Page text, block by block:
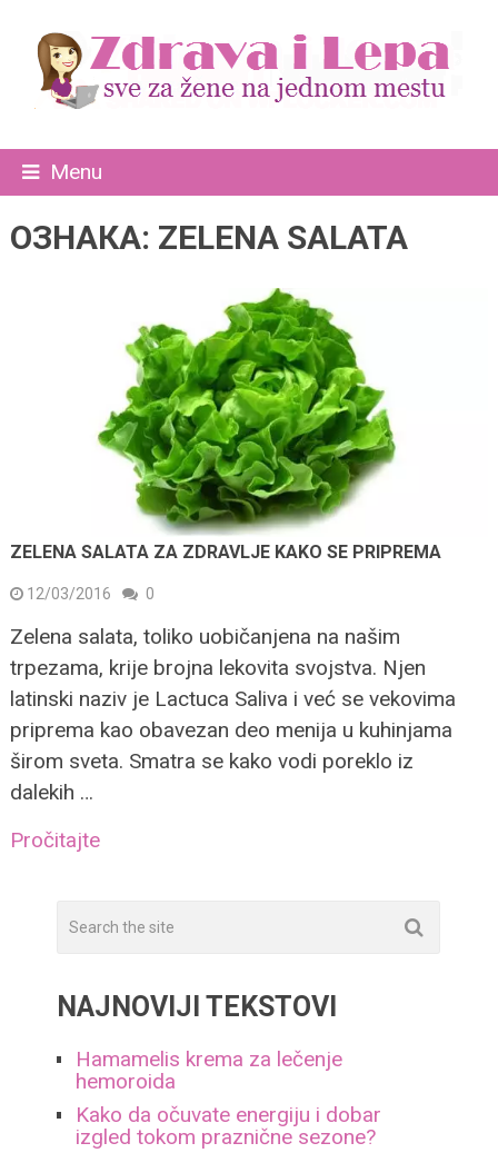
Menu
ОЗНАКА: ZELENA SALATA
ZELENA SALATA ZA ZDRAVLJE KAKO SE PRIPREMA
12/03/2016 0
Zelena salata, toliko uobičanjena na našim
trpezama, krije brojna lekovita svojstva. Njen
latinski naziv je Lactuca Saliva i već se vekovima
priprema kao obavezan deo menija u kuhinjama
širom sveta. Smatra se kako vodi poreklo iz
dalekih …
Pročitajte
NAJNOVIJI TEKSTOVI
Hamamelis krema za lečenje
hemoroida
Kako da očuvate energiju i dobar
izgled tokom praznične sezone?